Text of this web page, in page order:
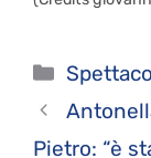
Pietro: “è